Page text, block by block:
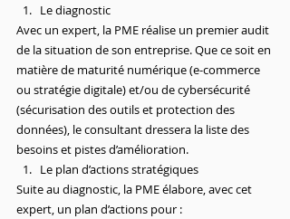
Le diagnostic
Avec un expert, la PME réalise un premier audit
de la situation de son entreprise. Que ce soit en
matière de maturité numérique (e-commerce
ou stratégie digitale) et/ou de cybersécurité
(sécurisation des outils et protection des
données), le consultant dressera la liste des
besoins et pistes d’amélioration.
Le plan d’actions stratégiques
Suite au diagnostic, la PME élabore, avec cet
expert, un plan d’actions pour :